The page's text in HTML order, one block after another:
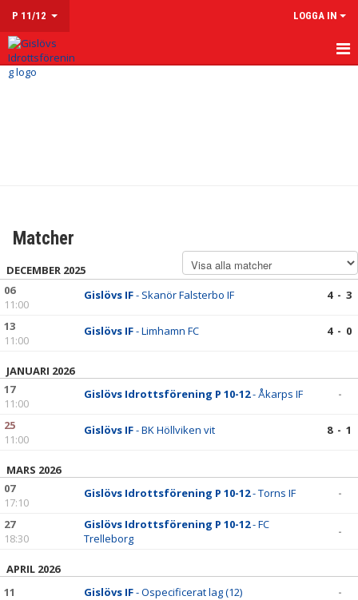
P 11/12 LOGGA IN
HEM
Matcher
DECEMBER 2025
06
11:00
Gislövs IF- Skanör Falsterbo IF 4 - 3
13
11:00
Gislövs IF- Limhamn FC 4 - 0
JANUARI 2026
17
11:00
Gislövs Idrottsförening P 10-12- Åkarps IF -
25
11:00
Gislövs IF- BK Höllviken vit 8 - 1
MARS 2026
07
17:10
Gislövs Idrottsförening P 10-12- Torns IF -
27
18:30
Gislövs Idrottsförening P 10-12- FC
Trelleborg
-
APRIL 2026
11
Gislövs IF- Ospecificerat lag (12)
-